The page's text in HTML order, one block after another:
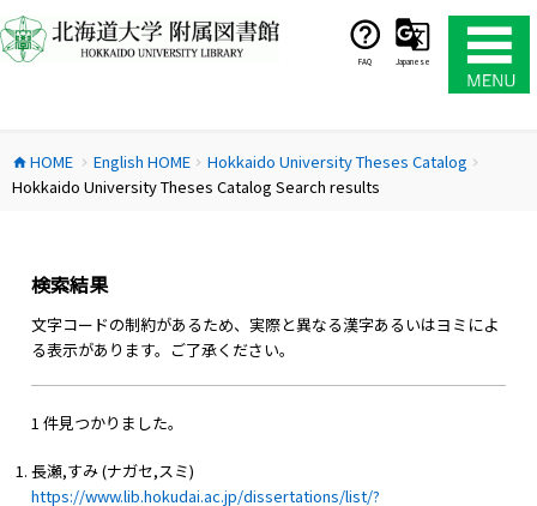
ン
テ
ス
キ
FAQ Japanese
home HOME chevron_right English HOMEchevron_right Hokkaido University Theses Catalog chevron_right
Hokkaido University Theses Catalog Search results
検索結果
文字コードの制約があるため、実際と異なる漢字あるいはヨミによ
る表示があります。ご了承ください。
1 件見つかりました。
長瀬,すみ (ナガセ,スミ)
https://www.lib.hokudai.ac.jp/dissertations/list/?